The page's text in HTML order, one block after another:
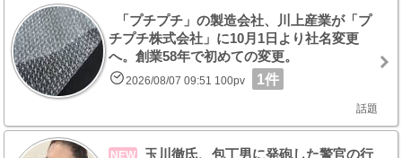
「プチプチ」の製造会社、川上産業が「プ
チプチ株式会社」に10月1日より社名変更
へ。創業58年で初めての変更。
2026/08/07 09:51 100pv 1件
話題
NEW
玉川徹氏、包丁男に発砲した警官の行